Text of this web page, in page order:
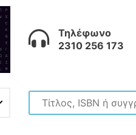
Τηλέφωνο
2310 256 173